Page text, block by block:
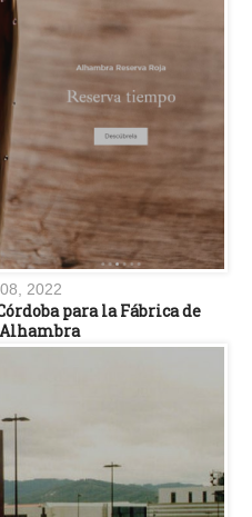
2022
para la Fábrica de